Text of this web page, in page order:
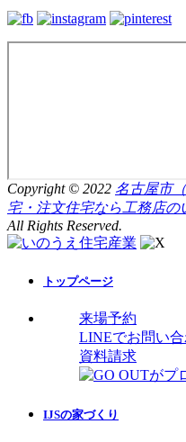
Copyright © 2022 名古屋市
宅・注文住宅なら工務店の
All Rights Reserved.
トップページ
来場予約
LINEでお問い
資料請求
IJSの家づくり